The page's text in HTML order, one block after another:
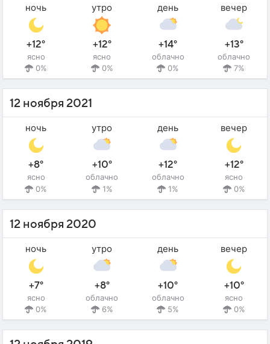
ночь
+12°
ясно
0%
утро
+12°
ясно
0%
день
+14°
облачно
0%
вечер
+13°
облачно
7%
12 ноября 2021
ночь
+8°
ясно
0%
утро
+10°
облачно
1%
день
+12°
облачно
1%
вечер
+12°
ясно
0%
12 ноября 2020
ночь
+7°
ясно
0%
утро
+8°
облачно
6%
день
+10°
облачно
5%
вечер
+10°
ясно
0%